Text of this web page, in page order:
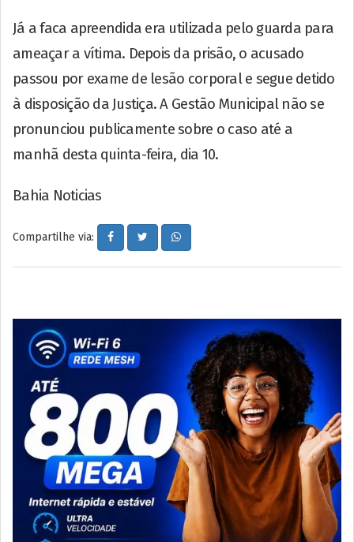
Já a faca apreendida era utilizada pelo guarda para
ameaçar a vítima. Depois da prisão, o acusado
passou por exame de lesão corporal e segue detido
à disposição da Justiça. A Gestão Municipal não se
pronunciou publicamente sobre o caso até a
manhã desta quinta-feira, dia 10.
Bahia Noticias
Compartilhe via: